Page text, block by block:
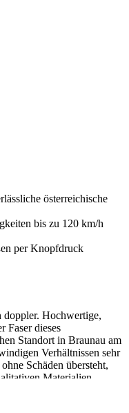
österreichische
bis zu 120 km/h
per Knopfdruck
doppler. Hochwertige,
Faser dieses
Standort in Braunau am
Verhältnissen sehr
Schäden übersteht,
Materialien
Regenschirms